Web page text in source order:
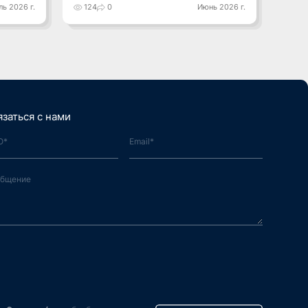
2026 г. 124 0 Июнь 2026 г.
с нами